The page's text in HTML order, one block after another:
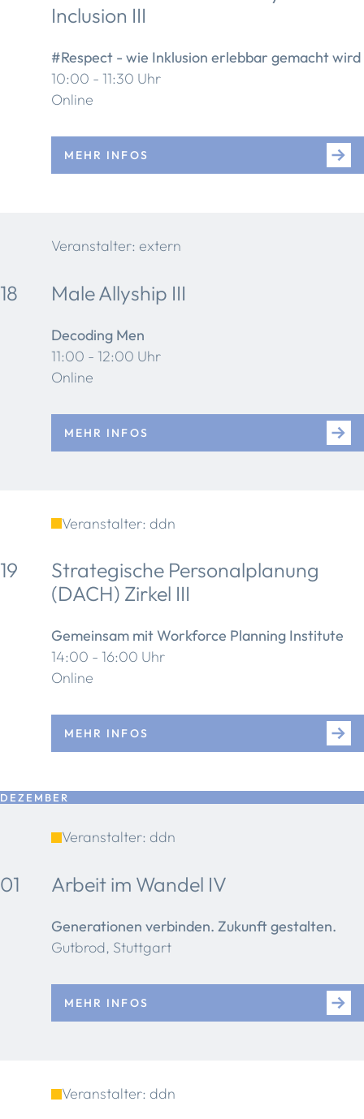
Inclusion III
#Respect - wie Inklusion erlebbar gemacht wird
10:00 - 11:30 Uhr
Online
MEHR INFOS
Veranstalter: extern
18 Male Allyship III
Decoding Men
11:00 - 12:00 Uhr
Online
MEHR INFOS
Veranstalter: ddn
19
Strategische Personalplanung
(DACH) Zirkel III
Gemeinsam mit Workforce Planning Institute
14:00 - 16:00 Uhr
Online
MEHR INFOS
DEZEMBER
Veranstalter: ddn
01 Arbeit im Wandel IV
Generationen verbinden. Zukunft gestalten.
Gutbrod, Stuttgart
MEHR INFOS
Veranstalter: ddn